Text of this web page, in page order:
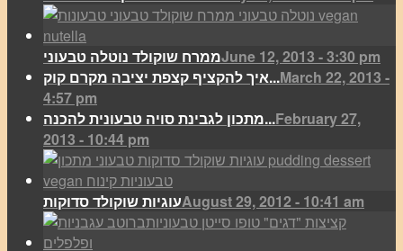
ממרח שוקולד נוטלה טבעוניJune 12, 2013 - 3:30 pm
איך להקציף קצפת יציבה מקרם קוק...March 22, 2013 -
4:57 pm
מתכון לגבינת סויה טבעונית להכנה...February 27,
2013 - 10:44 pm
עוגיות שוקולד סדוקותAugust 29, 2012 - 10:41 am